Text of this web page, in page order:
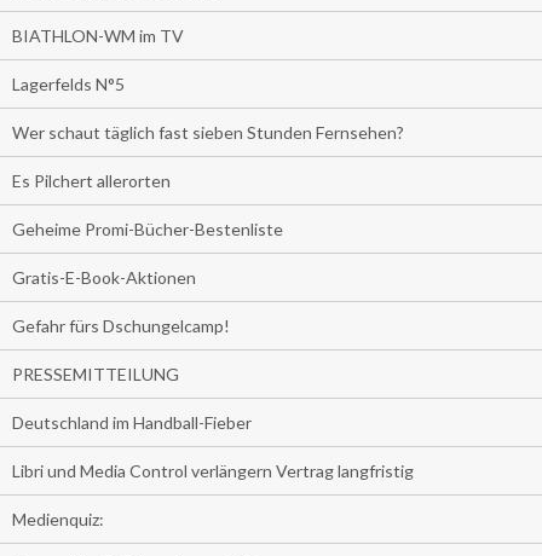
BIATHLON-WM im TV
Lagerfelds N°5
Wer schaut täglich fast sieben Stunden Fernsehen?
Es Pilchert allerorten
Geheime Promi-Bücher-Bestenliste
Gratis-E-Book-Aktionen
Gefahr fürs Dschungelcamp!
PRESSEMITTEILUNG
Deutschland im Handball-Fieber
Libri und Media Control verlängern Vertrag langfristig
Medienquiz: